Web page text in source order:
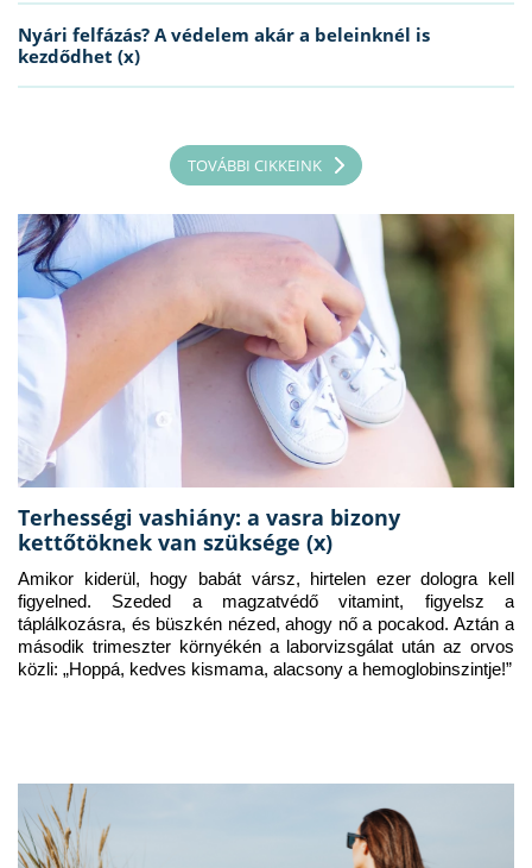
Nyári felfázás? A védelem akár a beleinknél is
kezdődhet (x)
TOVÁBBI CIKKEINK
Terhességi vashiány: a vasra bizony
kettőtöknek van szüksége (x)
Amikor kiderül, hogy babát vársz, hirtelen ezer dologra kell
figyelned. Szeded a magzatvédő vitamint, figyelsz a
táplálkozásra, és büszkén nézed, ahogy nő a pocakod. Aztán a
második trimeszter környékén a laborvizsgálat után az orvos
közli: „Hoppá, kedves kismama, alacsony a hemoglobinszintje!”